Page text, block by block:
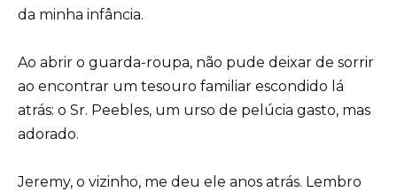
da minha infância.
Ao abrir o guarda-roupa, não pude deixar de sorrir
ao encontrar um tesouro familiar escondido lá
atrás: o Sr. Peebles, um urso de pelúcia gasto, mas
adorado.
Jeremy, o vizinho, me deu ele anos atrás. Lembro